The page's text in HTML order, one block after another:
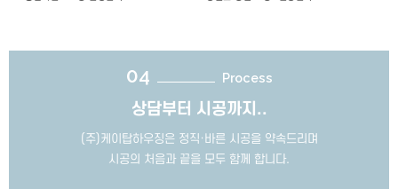
04 Process
상담부터 시공까지..
(주)케이탑하우징은 정직·바른 시공을 약속드리며
시공의 처음과 끝을 모두 함께 합니다.